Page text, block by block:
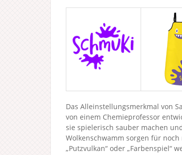
Das Alleinstellungsmerkmal von
von einem Chemieprofessor
sie spielerisch sauber machen
Wolkenschwamm sorgen für
„Putzvulkan“ oder „Farbenspiel“